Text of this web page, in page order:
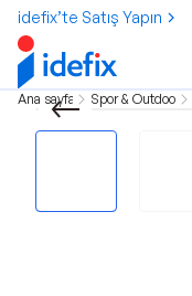
idefix’te Satış Yapın
Ana sayfa Spor & Outdoor